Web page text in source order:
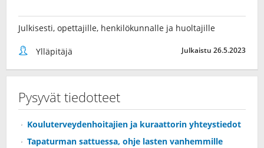
Julkisesti, opettajille, henkilökunnalle ja huoltajille
Ylläpitäjä Julkaistu 26.5.2023
Pysyvät tiedotteet
Kouluterveydenhoitajien ja kuraattorin yhteystiedot
Tapaturman sattuessa, ohje lasten vanhemmille